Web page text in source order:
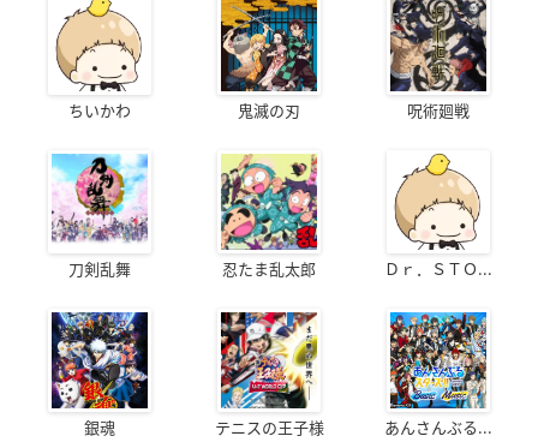
ちいかわ 鬼滅の刃 呪術廻戦
刀剣乱舞 忍たま乱太郎 Ｄｒ．ＳＴＯ...
銀魂 テニスの王子様 あんさんぶる...